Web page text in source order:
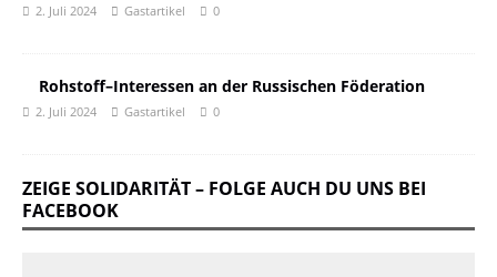
2. Juli 2024 Gastartikel 0
Rohstoff–Interessen an der Russischen Föderation
2. Juli 2024 Gastartikel 0
ZEIGE SOLIDARITÄT – FOLGE AUCH DU UNS BEI
FACEBOOK